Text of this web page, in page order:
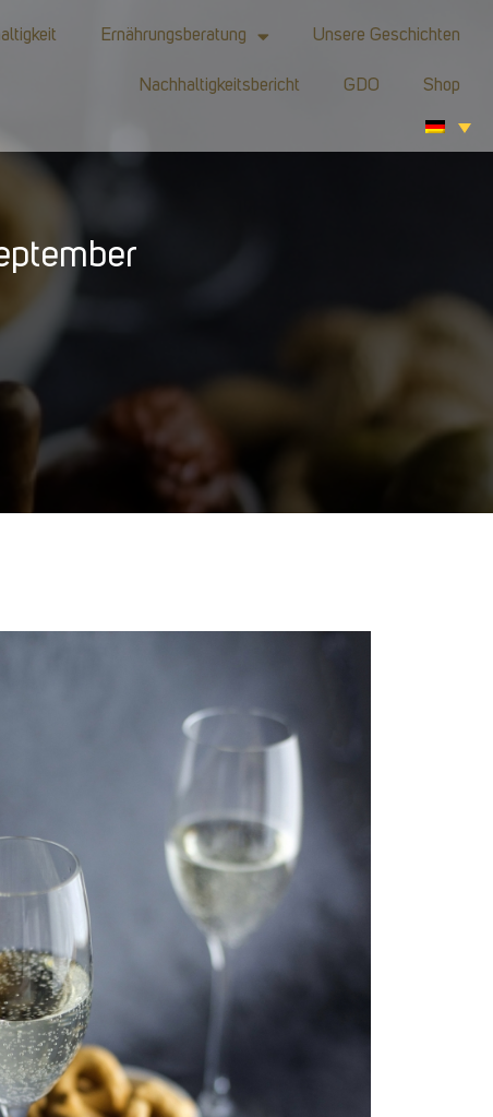
Ernährungsberatung Unsere Geschichten
Nachhaltigkeitsbericht GDO Shop